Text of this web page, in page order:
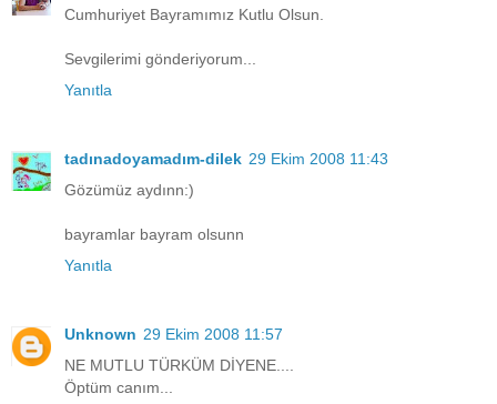
Cumhuriyet Bayramımız Kutlu Olsun.
Sevgilerimi gönderiyorum...
Yanıtla
tadınadoyamadım-dilek 29 Ekim 2008 11:43
Gözümüz aydınn:)
bayramlar bayram olsunn
Yanıtla
Unknown 29 Ekim 2008 11:57
NE MUTLU TÜRKÜM DİYENE....
Öptüm canım...